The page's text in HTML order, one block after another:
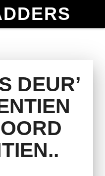
DEUR’